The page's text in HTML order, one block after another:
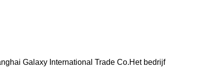
Galaxy International Trade Co.Het bedrijf